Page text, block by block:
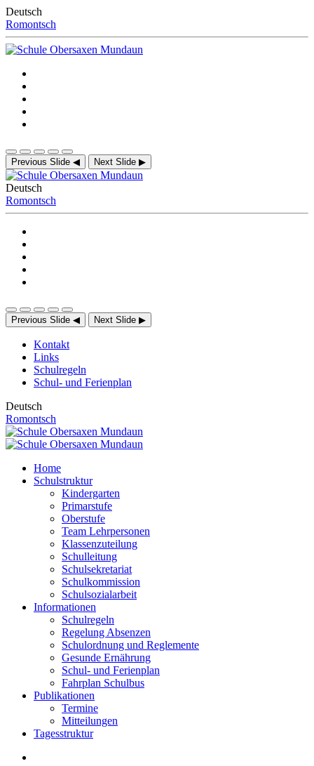
Deutsch
Romontsch
Previous Slide ◀ Next Slide ▶
Deutsch
Romontsch
Previous Slide ◀ Next Slide ▶
Kontakt
Links
Schulregeln
Schul- und Ferienplan
Deutsch
Romontsch
Home
Schulstruktur
Kindergarten
Primarstufe
Oberstufe
Team Lehrpersonen
Klassenzuteilung
Schulleitung
Schulsekretariat
Schulkommission
Schulsozialarbeit
Informationen
Schulregeln
Regelung Absenzen
Schulordnung und Reglemente
Gesunde Ernährung
Schul- und Ferienplan
Fahrplan Schulbus
Publikationen
Termine
Mitteilungen
Tagesstruktur